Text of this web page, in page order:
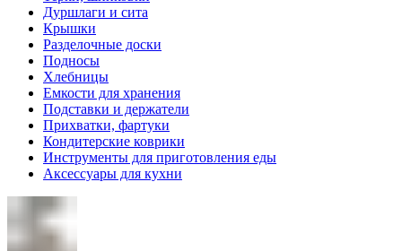
Дуршлаги и сита
Крышки
Разделочные доски
Подносы
Хлебницы
Емкости для хранения
Подставки и держатели
Прихватки, фартуки
Кондитерские коврики
Инструменты для приготовления еды
Аксессуары для кухни